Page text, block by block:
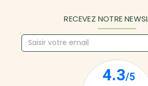
RECEVEZ NOTRE